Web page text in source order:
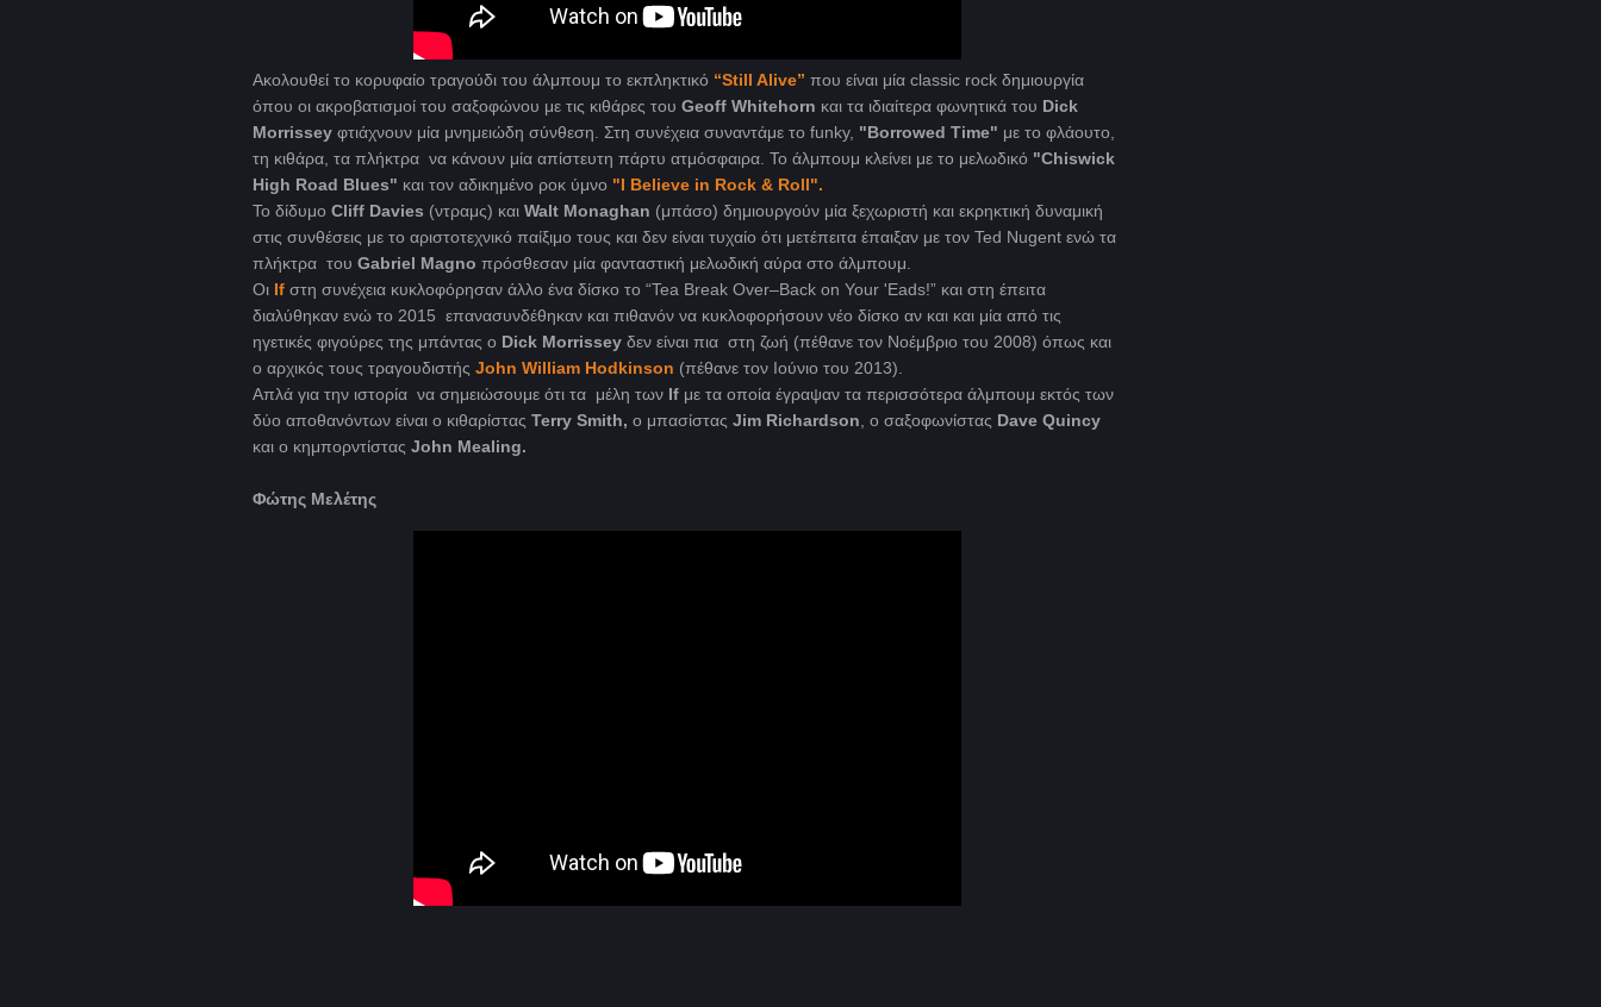
Ακολουθεί το κορυφαίο τραγούδι του άλμπουμ το εκπληκτικό “Still Alive” που είναι μία classic rock δημιουργία
όπου οι ακροβατισμοί του σαξοφώνου με τις κιθάρες του Geoff Whitehorn και τα ιδιαίτερα φωνητικά του Dick
Morrissey φτιάχνουν μία μνημειώδη σύνθεση. Στη συνέχεια συναντάμε το funky, "Borrowed Time" με το φλάουτο,
τη κιθάρα, τα πλήκτρα να κάνουν μία απίστευτη πάρτυ ατμόσφαιρα. Το άλμπουμ κλείνει με το μελωδικό "Chiswick
High Road Blues" και τον αδικημένο ροκ ύμνο "I Believe in Rock & Roll".
To δίδυμο Cliff Davies (ντραμς) και Walt Monaghan (μπάσο) δημιουργούν μία ξεχωριστή και εκρηκτική δυναμική
στις συνθέσεις με το αριστοτεχνικό παίξιμο τους και δεν είναι τυχαίο ότι μετέπειτα έπαιξαν με τον Ted Nugent ενώ τα
πλήκτρα του Gabriel Magno πρόσθεσαν μία φανταστική μελωδική αύρα στο άλμπουμ.
Οι If στη συνέχεια κυκλοφόρησαν άλλο ένα δίσκο το “Tea Break Over–Back on Your 'Eads!” και στη έπειτα
διαλύθηκαν ενώ το 2015 επανασυνδέθηκαν και πιθανόν να κυκλοφορήσουν νέο δίσκο αν και και μία από τις
ηγετικές φιγούρες της μπάντας ο Dick Morrissey δεν είναι πια στη ζωή (πέθανε τον Νοέμβριο του 2008) όπως και
ο αρχικός τους τραγουδιστής John William Hodkinson (πέθανε τον Ιούνιο του 2013).
Απλά για την ιστορία να σημειώσουμε ότι τα μέλη των If με τα οποία έγραψαν τα περισσότερα άλμπουμ εκτός των
δύο αποθανόντων είναι ο κιθαρίστας Terry Smith, ο μπασίστας Jim Richardson , ο σαξοφωνίστας Dave Quincy
και ο κημπορντίστας John Mealing.
Φώτης Μελέτης